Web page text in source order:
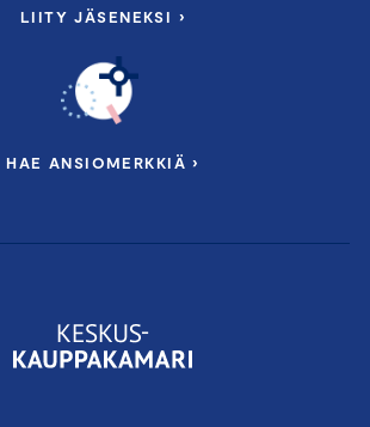
LIITY JÄSENEKSI ›
HAE ANSIOMERKKIÄ ›